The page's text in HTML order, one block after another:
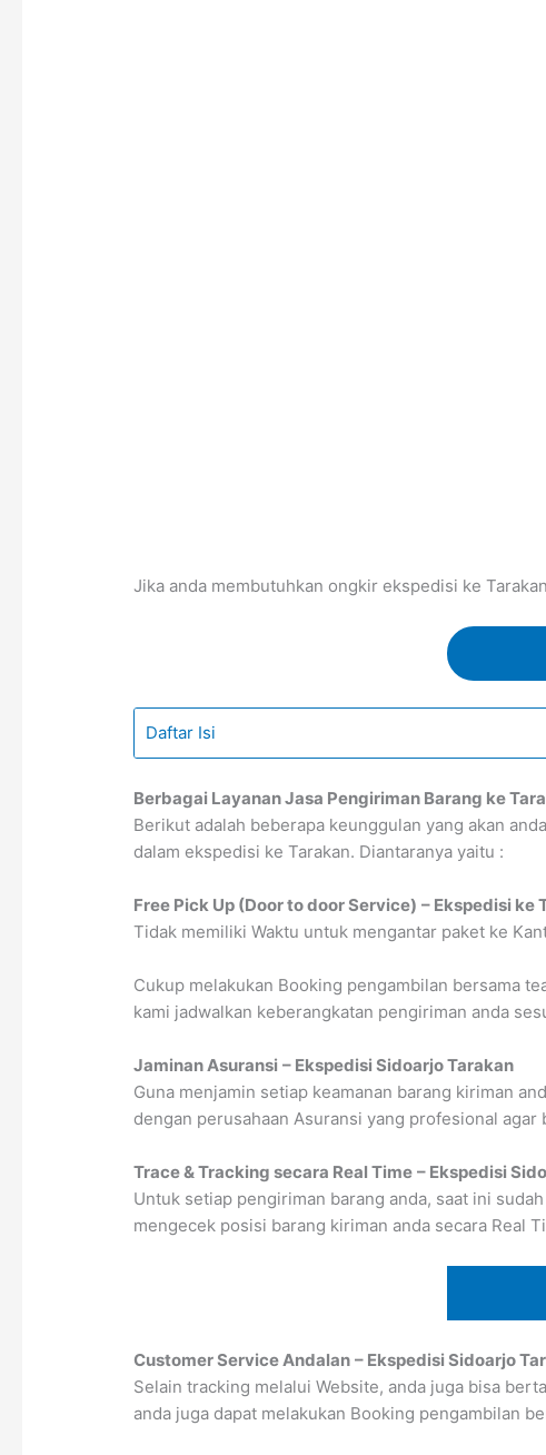
Jika anda membutuhkan ongkir ekspedisi ke
Daftar Isi
Berbagai Layanan Jasa Pengiriman Barang ke
Berikut adalah beberapa keunggulan yang akan
dalam ekspedisi ke Tarakan. Diantaranya yaitu :
Free Pick Up (Door to door Service) – Ekspedisi ke
Tidak memiliki Waktu untuk mengantar paket ke
Cukup melakukan Booking pengambilan bersama
kami jadwalkan keberangkatan pengiriman anda
Jaminan Asuransi – Ekspedisi Sidoarjo Tarakan
Guna menjamin setiap keamanan barang kiriman
dengan perusahaan Asuransi yang profesional agar
Trace & Tracking secara Real Time – Ekspedisi
Untuk setiap pengiriman barang anda, saat ini
mengecek posisi barang kiriman anda secara Real
Customer Service Andalan – Ekspedisi Sidoarjo
Selain tracking melalui Website, anda juga bisa
anda juga dapat melakukan Booking pengambilan